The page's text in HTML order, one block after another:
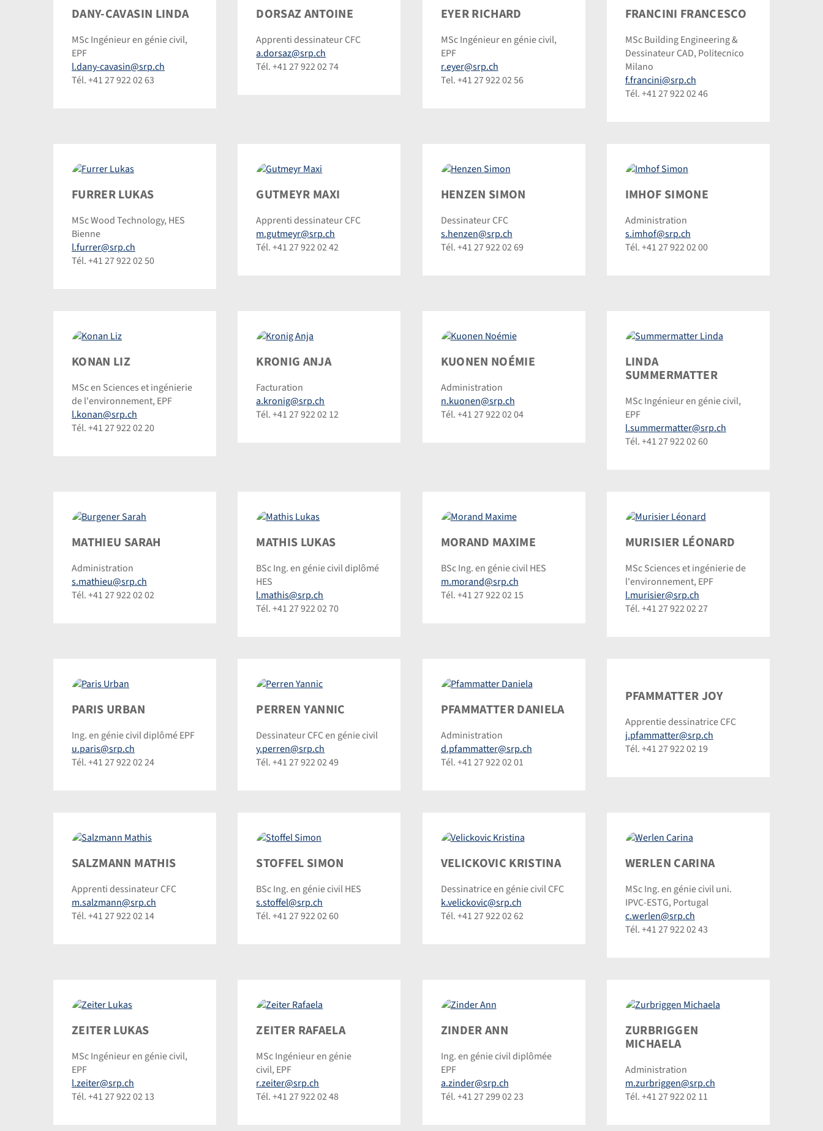
Dany-
Cavasin
Linda
©
Dominic
Steinmann
DANY-CAVASIN LINDA
MSc Ingénieur en génie civil,
EPF
l.dany-cavasin@srp.ch
Tél. +41 27 922 02 63
Dorsaz
Antoine
©
Dominic
Steinmann
DORSAZ ANTOINE
Apprenti dessinateur CFC
a.dorsaz@srp.ch
Tél. +41 27 922 02 74
Eyer
Richard
©
Dominic
Steinmann
EYER RICHARD
MSc Ingénieur en génie civil,
EPF
r.eyer@srp.ch
Tel. +41 27 922 02 56
Francini
Francesco
©
Dominic
Steinmann
FRANCINI FRANCESCO
MSc Building Engineering &
Dessinateur CAD, Politecnico
Milano
f.francini@srp.ch
Tél. +41 27 922 02 46
Furrer
Lukas
©
Dominic
Steinmann
FURRER LUKAS
MSc Wood Technology, HES
Bienne
l.furrer@srp.ch
Tél. +41 27 922 02 50
Gutmeyr
Maxi
©
Dominic
Steinmann
GUTMEYR MAXI
Apprenti dessinateur CFC
m.gutmeyr@srp.ch
Tél. +41 27 922 02 42
Henzen
Simon
©
Dominic
Steinmann
HENZEN SIMON
Dessinateur CFC
s.henzen@srp.ch
Tél. +41 27 922 02 69
Imhof
Simon
©
Dominic
Steinmann
IMHOF SIMONE
Administration
s.imhof@srp.ch
Tél. +41 27 922 02 00
Konan
Liz
©
Dominic
Steinmann
KONAN LIZ
MSc en Sciences et ingénierie
de l'environnement, EPF
l.konan@srp.ch
Tél. +41 27 922 02 20
Kronig
Anja
©
Dominic
Steinmann
KRONIG ANJA
Facturation
a.kronig@srp.ch
Tél. +41 27 922 02 12
Kuonen
Noémie
©
Dominic
Steinmann
KUONEN NOÉMIE
Administration
n.kuonen@srp.ch
Tél. +41 27 922 02 04
Summermatter
Linda
Dominic
Steinmann
LINDA
SUMMERMATTER
MSc Ingénieur en génie civil,
EPF
l.summermatter@srp.ch
Tél. +41 27 922 02 60
Burgener
Sarah
©
Dominic
Steinmann
MATHIEU SARAH
Administration
s.mathieu@srp.ch
Tél. +41 27 922 02 02
Mathis
Lukas
©
Dominic
Steinmann
MATHIS LUKAS
BSc Ing. en génie civil diplômé
HES
l.mathis@srp.ch
Tél. +41 27 922 02 70
Morand
Maxime
©
Dominic
Steinmann
MORAND MAXIME
BSc Ing. en génie civil HES
m.morand@srp.ch
Tél. +41 27 922 02 15
Murisier
Léonard
©
Dominic
Steinmann
MURISIER LÉONARD
MSc Sciences et ingénierie de
l'environnement, EPF
l.murisier@srp.ch
Tél. +41 27 922 02 27
Paris
Urban
PARIS URBAN
Ing. en génie civil diplômé EPF
u.paris@srp.ch
Tél. +41 27 922 02 24
Perren
Yannic
©
Dominic
Steinmann
PERREN YANNIC
Dessinateur CFC en génie civil
y.perren@srp.ch
Tél. +41 27 922 02 49
Pfammatter
Daniela
©
Dominic
Steinmann
PFAMMATTER DANIELA
Administration
d.pfammatter@srp.ch
Tél. +41 27 922 02 01
PFAMMATTER JOY
Apprentie dessinatrice CFC
j.pfammatter@srp.ch
Tél. +41 27 922 02 19
Salzmann
Mathis
©
Dominic
Steinmann
SALZMANN MATHIS
Apprenti dessinateur CFC
m.salzmann@srp.ch
Tél. +41 27 922 02 14
Stoffel
Simon
©
Dominic
Steinmann
STOFFEL SIMON
BSc Ing. en génie civil HES
s.stoffel@srp.ch
Tél. +41 27 922 02 60
Velickovic
Kristina
©
Dominic
Steinmann
VELICKOVIC KRISTINA
Dessinatrice en génie civil CFC
k.velickovic@srp.ch
Tél. +41 27 922 02 62
Werlen
Carina
©
Dominic
Steinmann
WERLEN CARINA
MSc Ing. en génie civil uni.
IPVC-ESTG, Portugal
c.werlen@srp.ch
Tél. +41 27 922 02 43
Zeiter
Lukas
©
Dominic
Steinmann
ZEITER LUKAS
MSc Ingénieur en génie civil,
EPF
l.zeiter@srp.ch
Tél. +41 27 922 02 13
Zeiter
Rafaela
©
Dominic
Steinmann
ZEITER RAFAELA
MSc Ingénieur en génie
civil, EPF
r.zeiter@srp.ch
Tél. +41 27 922 02 48
Zinder
Ann
ZINDER ANN
Ing. en génie civil diplômée
EPF
a.zinder@srp.ch
Tél. +41 27 299 02 23
Zurbriggen
Michaela
Dominic
Steinmann
ZURBRIGGEN
MICHAELA
Administration
m.zurbriggen@srp.ch
Tél. +41 27 922 02 11